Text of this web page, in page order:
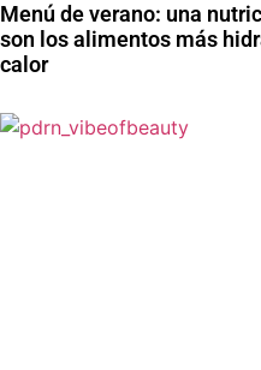
Menú de verano: una
son los alimentos más
calor